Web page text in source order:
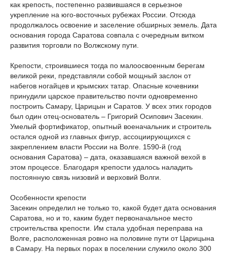
как крепость, постепенно развившаяся в серьезное
укрепление на юго-восточных рубежах России. Отсюда
продолжалось освоение и заселение обширных земель. Дата
основания города Саратова совпала с очередным витком
развития торговли по Волжскому пути.
Крепости, строившиеся тогда по малоосвоенным берегам
великой реки, представляли собой мощный заслон от
набегов ногайцев и крымских татар. Опасные кочевники
принудили царское правительство почти одновременно
построить Самару, Царицын и Саратов. У всех этих городов
был один отец-основатель – Григорий Осипович Засекин.
Умелый фортификатор, опытный военачальник и строитель
остался одной из главных фигур, ассоциирующихся с
закреплением власти России на Волге. 1590-й (год
основания Саратова) – дата, оказавшаяся важной вехой в
этом процессе. Благодаря крепости удалось наладить
постоянную связь низовий и верховий Волги.
Особенности крепости
Засекин определил не только то, какой будет дата основания
Саратова, но и то, каким будет первоначальное место
строительства крепости. Им стала удобная переправа на
Волге, расположенная ровно на половине пути от Царицына
в Самару. На первых порах в поселении служило около 300